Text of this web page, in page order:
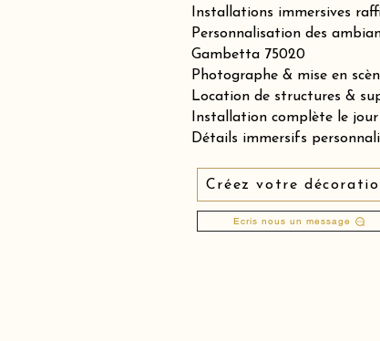
Installations immersives
Personnalisation des
Gambetta 75020
Photographe & mise en
Location de structures &
Installation complète le jour
Détails immersifs
Créez votre
Ecris nous un message